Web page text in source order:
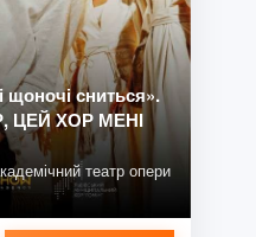
щоночі сниться».
ЦЕЙ ХОР МЕНІ
театр опери